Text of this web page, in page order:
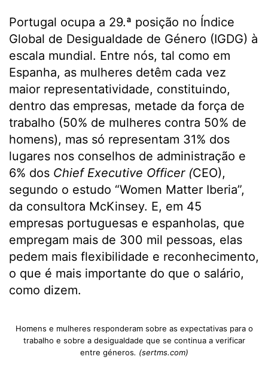
Portugal ocupa a 29.ª posição no Índice
Global de Desigualdade de Género (IGDG) à
escala mundial. Entre nós, tal como em
Espanha, as mulheres detêm cada vez
maior representatividade, constituindo,
dentro das empresas, metade da força de
trabalho (50% de mulheres contra 50% de
homens), mas só representam 31% dos
lugares nos conselhos de administração e
6% dos Chief Executive Officer (CEO),
segundo o estudo “​Women Matter Iberia”,​
da consultora McKinsey. E, em 45
empresas portuguesas e espanholas, que
empregam mais de 300 mil pessoas, elas
pedem mais flexibilidade e reconhecimento,
o que é mais importante do que o salário,
como dizem.
Homens e mulheres responderam sobre as expectativas para o
trabalho e sobre a desigualdade que se continua a verificar
entre géneros. (sertms.com)